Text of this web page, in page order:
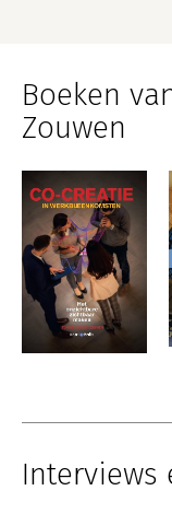
Boeken
Zouwen
Interviews